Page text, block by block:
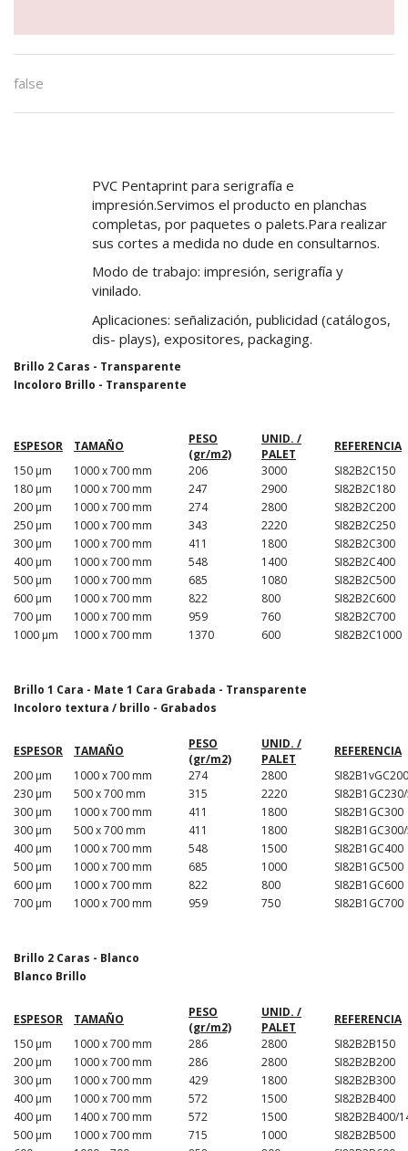
false
PVC Pentaprint para serigrafía e
impresión.Servimos el producto en planchas
completas, por paquetes o palets.Para realizar
sus cortes a medida no dude en consultarnos.
Modo de trabajo: impresión, serigrafía y
vinilado.
Aplicaciones: señalización, publicidad (catálogos,
dis- plays), expositores, packaging.
Brillo 2 Caras - Transparente
Incoloro Brillo - Transparente
ESPESOR TAMAÑO
PESO
(gr/m2)
UNID. /
PALET
REFERENCIA
150 µm
1000 x 700 mm 206 3000
SI82B2C150
180 µm
1000 x 700 mm 247 2900
SI82B2C180
200 µm
1000 x 700 mm 274 2800
SI82B2C200
250 µm
1000 x 700 mm 343 2220
SI82B2C250
300 µm
1000 x 700 mm 411 1800
SI82B2C300
400 µm
1000 x 700 mm 548 1400
SI82B2C400
500 µm
1000 x 700 mm 685 1080
SI82B2C500
600 µm
1000 x 700 mm 822 800
SI82B2C600
700 µm
1000 x 700 mm 959 760
SI82B2C700
1000 µm
1000 x 700 mm 1370 600 SI82B2C1000
Brillo 1 Cara - Mate 1 Cara Grabada - Transparente
Incoloro textura / brillo - Grabados
ESPESOR TAMAÑO
PESO
(gr/m2)
UNID. /
PALET
REFERENCIA
200 µm
1000 x 700 mm 274 2800
SI82B1vGC200
230 µm
500 x 700 mm 315 2220
300 µm
1000 x 700 mm 411 1800
SI82B1GC300
300 µm
500 x 700 mm 411 1800
400 µm
1000 x 700 mm 548 1500
SI82B1GC400
500 µm
1000 x 700 mm 685 1000
SI82B1GC500
600 µm
1000 x 700 mm 822 800
SI82B1GC600
700 µm
1000 x 700 mm 959 750 SI82B1GC700
Brillo 2 Caras - Blanco
Blanco Brillo
ESPESOR TAMAÑO
PESO
(gr/m2)
UNID. /
PALET
REFERENCIA
150 µm
1000 x 700 mm 286 2800
SI82B2B150
200 µm
1000 x 700 mm 286 2800
SI82B2B200
300 µm
1000 x 700 mm 429 1800
SI82B2B300
400 µm
1000 x 700 mm 572 1500
SI82B2B400
400 µm
1400 x 700 mm 572 1500
SI82B2B400/
500 µm
1000 x 700 mm 715 1000
SI82B2B500